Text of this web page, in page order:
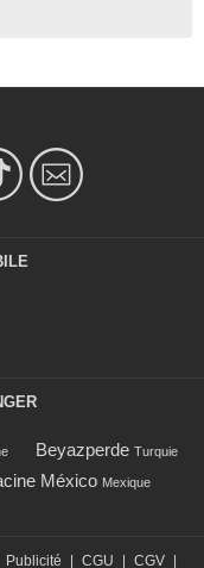
Beyazperde Turquie
México Mexique
Publicité CGU CGV